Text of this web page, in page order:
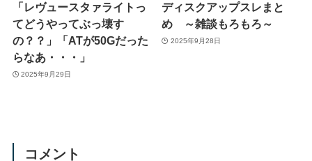
「レヴュースタァライトっ
てどうやってぶっ壊す
の？？」「ATが50Gだった
らなあ・・・」
2025年9月29日
ディスクアップスレまと
め ～雑談もろもろ～
2025年9月28日
コメント